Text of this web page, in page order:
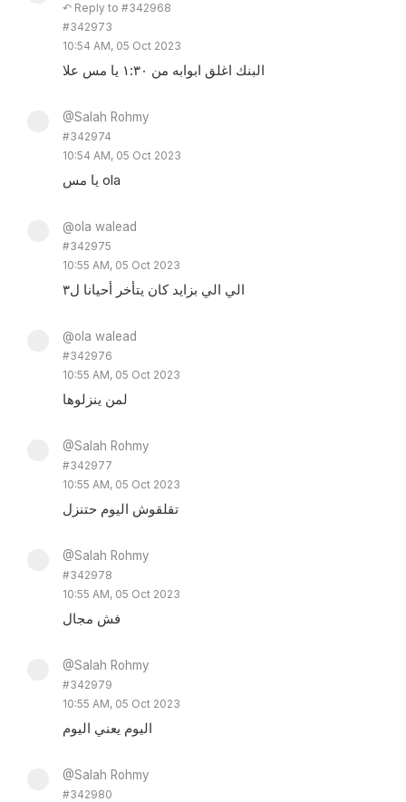
↶ Reply to #342968
#342973
10:54 AM, 05 Oct 2023
البنك اغلق ابوابه من ١:٣٠ يا مس علا
@Salah Rohmy
#342974
10:54 AM, 05 Oct 2023
يا مس ola
@ola walead
#342975
10:55 AM, 05 Oct 2023
الي الي بزايد كان يتأخر أحيانا ل٣
@ola walead
#342976
10:55 AM, 05 Oct 2023
لمن ينزلوها
@Salah Rohmy
#342977
10:55 AM, 05 Oct 2023
تقلقوش اليوم حتنزل
@Salah Rohmy
#342978
10:55 AM, 05 Oct 2023
فش مجال
@Salah Rohmy
#342979
10:55 AM, 05 Oct 2023
اليوم يعني اليوم
@Salah Rohmy
#342980